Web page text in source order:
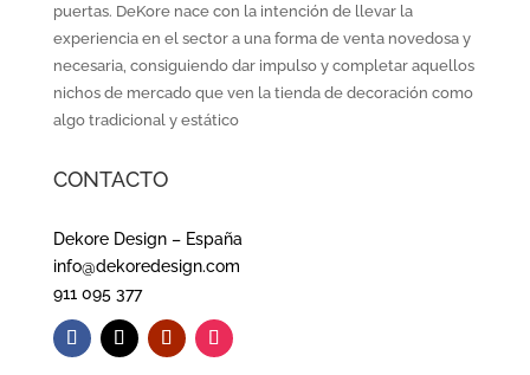
puertas. DeKore nace con la intención de llevar la
experiencia en el sector a una forma de venta novedosa y
necesaria, consiguiendo dar impulso y completar aquellos
nichos de mercado que ven la tienda de decoración como
algo tradicional y estático
CONTACTO
Dekore Design – España
info@dekoredesign.com
911 095 377